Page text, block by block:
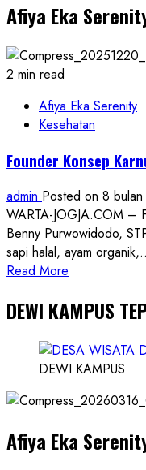
Ulang
Tahun
Kepada
Presiden
&
Menyoroti
Besar
Berjalan
Afiya Eka
2 min read
Afiya Eka Serenity
Kesehatan
Founder Konsep
admin Posted on 8
WARTA-JOGJA.COM –
Benny Purwowidodo,
sapi halal, ayam
Read More
about
Konsep
Karnus
Dokter
Ilmuwan
DEWI KAMPUS
DEWI KAMPUS
Afiya Eka